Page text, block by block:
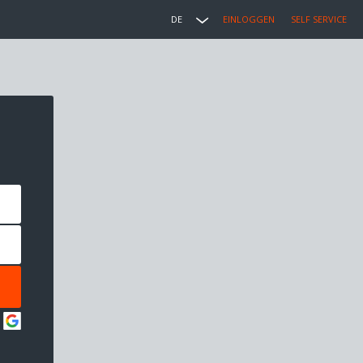
DE EINLOGGEN SELF SERVICE